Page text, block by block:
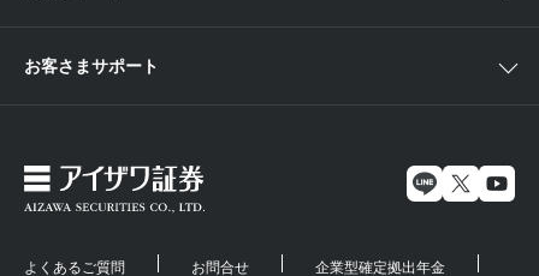
お客さまサポート
よくあるご質問 お問合せ 企業型確定拠出年金